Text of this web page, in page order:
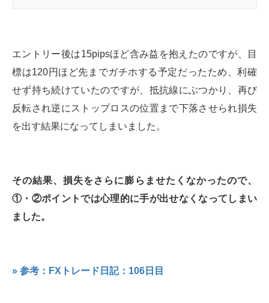
エントリー後は15pipsほど含み益を抱えたのですが、目
標は120円ほど先までガチホする予定だったため、利確
せず持ち続けていたのですが、抵抗線にぶつかり、再び
反転され逆にストップロスの位置まで下落させられ損失
を出す結果になってしまいました。
その結果、損失をさらに膨らませたくなかったので、
①・②ポイントでは心理的に手が出せなくなってしまい
ました。
» 参考：FXトレード日記：106日目